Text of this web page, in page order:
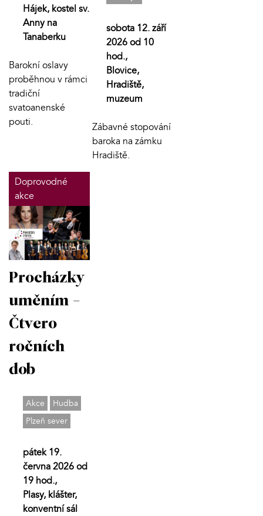
Hájek, kostel sv.
Anny na
Tanaberku
Barokní oslavy
proběhnou v rámci
tradiční
svatoanenské
pouti.
sobota 12. září
2026 od 10
hod.,
Blovice,
Hradiště,
muzeum
Zábavné stopování
baroka na zámku
Hradiště.
Doprovodné
akce
Procházky
uměním -
Čtvero
ročních
dob
Akce
Hudba
Plzeň sever
pátek 19.
června 2026 od
19 hod.,
Plasy, klášter,
konventní sál